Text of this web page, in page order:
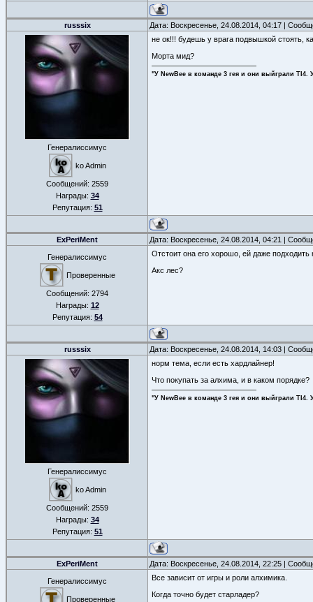
russsix Дата: Воскресенье, 24.08.2014, 04:17 |
Генералиссимус
ko Admin
Сообщений: 2559
Награды: 34
Репутация: 51
не ок!!! будешь у врага подвышкой стоять,
Морта мид?
"У NewBee в команде 3 гея и они выйграли
ExPeriMent Дата: Воскресенье, 24.08.2014, 04:21 |
Генералиссимус
Проверенные
Сообщений: 2794
Награды: 12
Репутация: 54
Отстоит она его хорошо, ей даже
Акс лес?
russsix Дата: Воскресенье, 24.08.2014, 14:03 |
Генералиссимус
ko Admin
Сообщений: 2559
Награды: 34
Репутация: 51
норм тема, если есть хардлайнер!
Что покупать за алхима, и в каком порядке?
"У NewBee в команде 3 гея и они выйграли
ExPeriMent Дата: Воскресенье, 24.08.2014, 22:25 |
Генералиссимус
Проверенные
Все зависит от игры и роли алхимика.
Когда точно будет старладер?